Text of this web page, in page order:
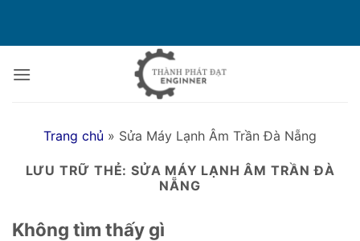
nội
dung
Trang chủ » Sửa Máy Lạnh Âm Trần Đà Nẵng
LƯU TRỮ THẺ: SỬA MÁY LẠNH ÂM TRẦN ĐÀ
NẴNG
Không tìm thấy gì